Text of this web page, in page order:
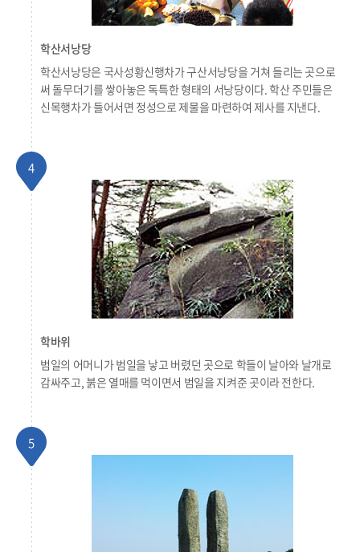
학산서낭당
학산서낭당은 국사성황신행차가 구산서낭당을 거쳐 들리는 곳으로
써 돌무더기를 쌓아놓은 독특한 형태의 서낭당이다. 학산 주민들은
신목행차가 들어서면 정성으로 제물을 마련하여 제사를 지낸다.
4
학바위
범일의 어머니가 범일을 낳고 버렸던 곳으로 학들이 날아와 날개로
감싸주고, 붉은 열매를 먹이면서 범일을 지켜준 곳이라 전한다.
5